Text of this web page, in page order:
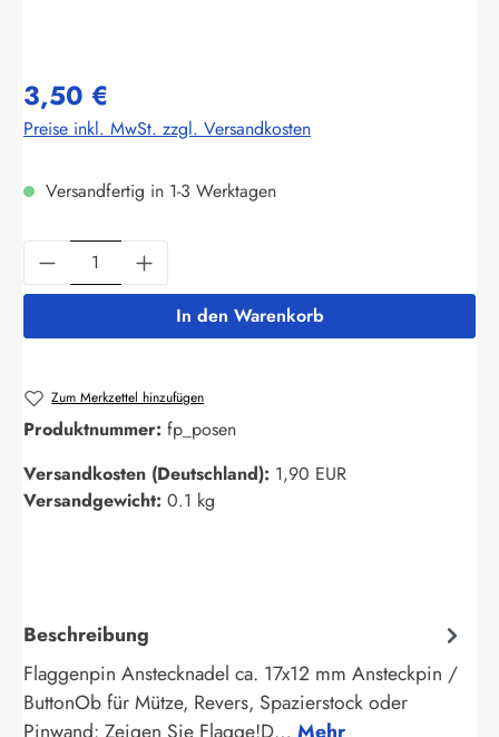
3,50 €
Preise inkl. MwSt. zzgl. Versandkosten
Versandfertig in 1-3 Werktagen
Produkt Anzahl: Gib den gewünschten
In den Warenkorb
Zum Merkzettel hinzufügen
Produktnummer: fp_posen
Versandkosten (Deutschland): 1,90 EUR
Versandgewicht: 0.1 kg
Beschreibung
Flaggenpin Anstecknadel ca. 17x12 mm Ansteckpin /
ButtonOb für Mütze, Revers, Spazierstock oder